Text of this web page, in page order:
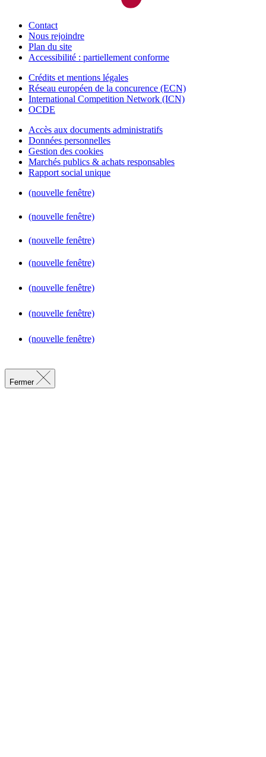
Contact
Nous rejoindre
Plan du site
Accessibilité : partiellement conforme
Crédits et mentions légales
Réseau européen de la concurence (ECN)
International Competition Network (ICN)
OCDE
Accès aux documents administratifs
Données personnelles
Gestion des cookies
Marchés publics & achats responsables
Rapport social unique
(nouvelle fenêtre)
(nouvelle fenêtre)
(nouvelle fenêtre)
(nouvelle fenêtre)
(nouvelle fenêtre)
(nouvelle fenêtre)
(nouvelle fenêtre)
Fermer